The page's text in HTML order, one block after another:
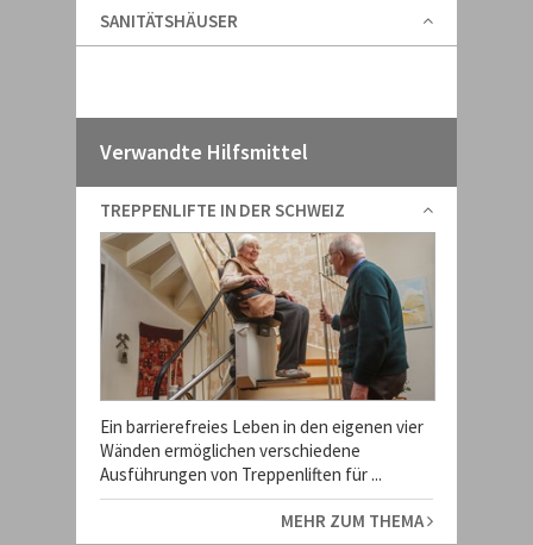
SANITÄTSHÄUSER
Verwandte Hilfsmittel
TREPPENLIFTE IN DER SCHWEIZ
Ein barrierefreies Leben in den eigenen vier
Wänden ermöglichen verschiedene
Ausführungen von Treppenliften für ...
MEHR ZUM THEMA